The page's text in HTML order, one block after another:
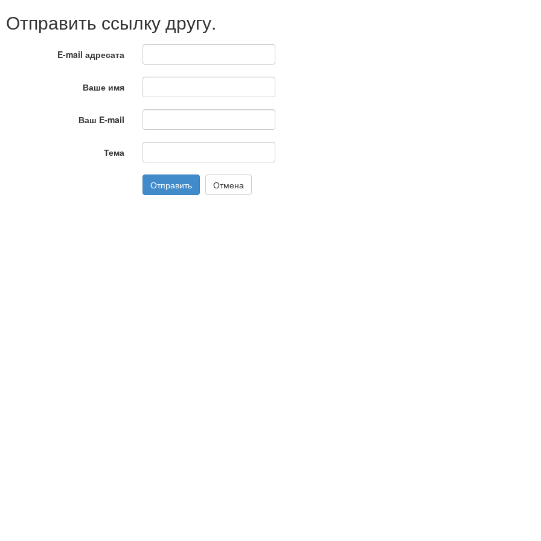
Отправить ссылку другу.
E-mail адресата
Ваше имя
Ваш E-mail
Тема
Отправить Отмена